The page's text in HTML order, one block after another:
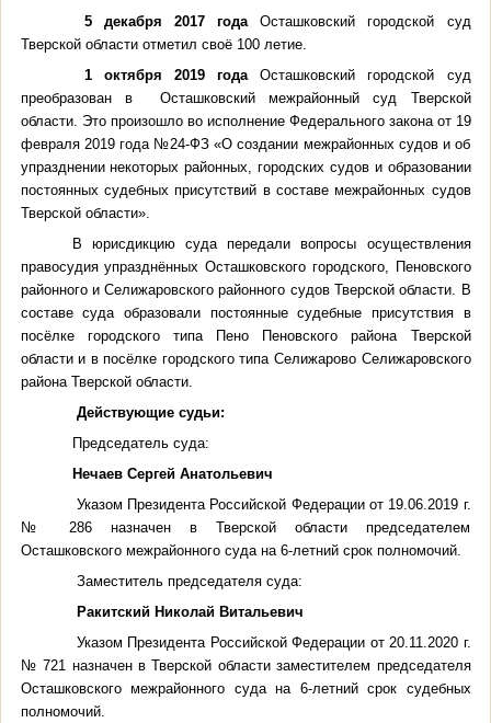
5 декабря 2017 года Осташковский городской суд
Тверской области отметил своё 100 летие.
1 октября 2019 года Осташковский городской суд
преобразован в Осташковский межрайонный суд Тверской
области. Это произошло во исполнение Федерального закона от 19
февраля 2019 года №24-ФЗ «О создании межрайонных судов и об
упразднении некоторых районных, городских судов и образовании
постоянных судебных присутствий в составе межрайонных судов
Тверской области».
В юрисдикцию суда передали вопросы осуществления
правосудия упразднённых Осташковского городского, Пеновского
районного и Селижаровского районного судов Тверской области. В
составе суда образовали постоянные судебные присутствия в
посёлке городского типа Пено Пеновского района Тверской
области и в посёлке городского типа Селижарово Селижаровского
района Тверской области.
Действующие судьи:
Председатель суда:
Нечаев Сергей Анатольевич
Указом Президента Российской Федерации от 19.06.2019 г.
№ 286 назначен в Тверской области председателем
Осташковского межрайонного суда на 6-летний срок полномочий.
Заместитель председателя суда:
Ракитский Николай Витальевич
Указом Президента Российской Федерации от 20.11.2020 г.
№ 721 назначен в Тверской области заместителем председателя
Осташковского межрайонного суда на 6-летний срок судебных
полномочий.